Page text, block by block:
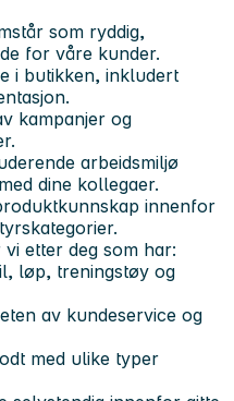
som ryddig,
for våre kunder.
i butikken, inkludert
kampanjer og
arbeidsmiljø
dine kollegaer.
innenfor
etter deg som har:
løp, treningstøy og
av kundeservice og
med ulike typer